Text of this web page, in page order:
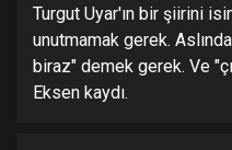
Turgut Uyar'ın bir şiirini
unutmamak gerek.
biraz" demek gerek. Ve
Eksen kaydı.